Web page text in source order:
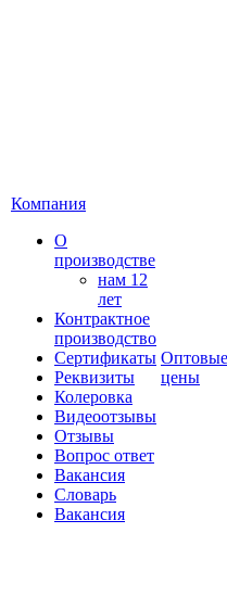
Компания
О
производстве
нам 12
лет
Контрактное
производство
Сертификаты
Реквизиты
Колеровка
Видеоотзывы
Отзывы
Вопрос ответ
Вакансия
Словарь
Вакансия
Оптовые
цены